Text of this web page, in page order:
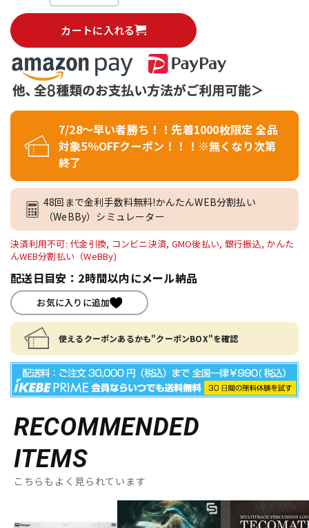
カートに入れる
7/28～早い者勝ち！！先着1000枚限定 全品
対象5％OFFクーポン！！！※無くなり次第
終了
48回まで金利手数料無料!かんたんWEB分割払い
（WeBBy）シミュレーター
決済利用不可: 代金引換, コンビニ決済, GMO後払い, 銀行振込, かんた
んWEB分割払い（WeBBy)
配送日目安：2時間以内にメール納品
お気に入りに追加
使えるクーポンあるかも"クーポンBOX"を確認
RECOMMENDED
ITEMS
こちらもよく見られています